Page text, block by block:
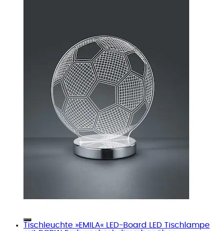
Tischleuchte »EMILA« LED-Board LED Tischlampe